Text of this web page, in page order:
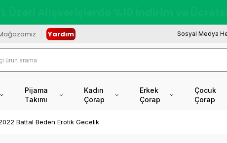
Yardım Sosyal Medya
Pijama
Takımı
Kadın
Çorap
Erkek
Çorap
Çocuk
Çorap
Battal Beden Erotik Gecelik